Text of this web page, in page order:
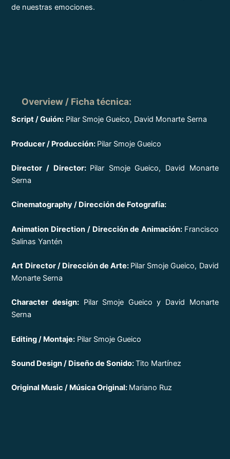
de nuestras emociones.
Overview / Ficha técnica:
Script / Guión: Pilar Smoje Gueico, David Monarte Serna
Producer / Producción: Pilar Smoje Gueico
Director / Director: Pilar Smoje Gueico, David Monarte
Serna
Cinematography / Dirección de Fotografía:
Animation Direction / Dirección de Animación: Francisco
Salinas Yantén
Art Director / Dirección de Arte: Pilar Smoje Gueico, David
Monarte Serna
Character design: Pilar Smoje Gueico y David Monarte
Serna
Editing / Montaje: Pilar Smoje Gueico
Sound Design / Diseño de Sonido:Tito Martínez
Original Music / Música Original: Mariano Ruz